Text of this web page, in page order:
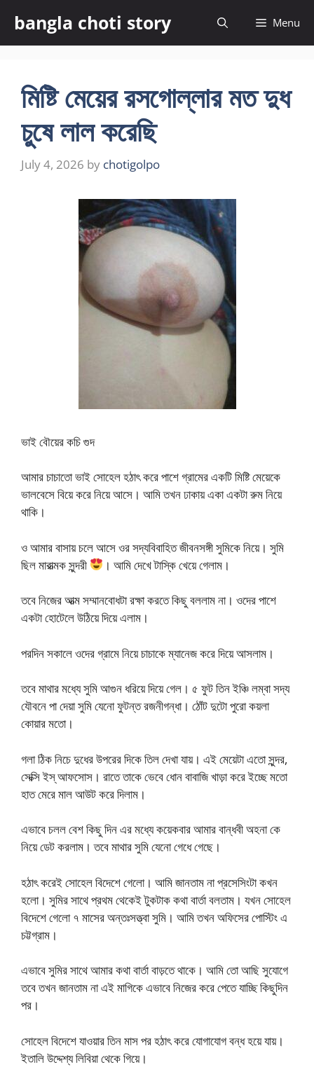
content
bangla choti story Menu
মিষ্টি মেয়ের রসগোল্লার মত দুধ
চুষে লাল করেছি
July 4, 2026 by chotigolpo
ভাই বৌয়ের কচি গুদ
আমার চাচাতো ভাই সোহেল হঠাৎ করে পাশে গ্রামের একটি মিষ্টি মেয়েকে
ভালবেসে বিয়ে করে নিয়ে আসে। আমি তখন ঢাকায় একা একটা রুম নিয়ে
থাকি।
ও আমার বাসায় চলে আসে ওর সদ্যবিবাহিত জীবনসঙ্গী সুমিকে নিয়ে। সুমি
ছিল মারাত্মক সুন্দরী
। আমি দেখে টাস্কি খেয়ে গেলাম।
তবে নিজের আত্ম সম্মানবোধটা রক্ষা করতে কিছু বললাম না। ওদের পাশে
একটা হোটেলে উঠিয়ে দিয়ে এলাম।
পরদিন সকালে ওদের গ্রামে নিয়ে চাচাকে ম্যানেজ করে দিয়ে আসলাম।
তবে মাথার মধ্যে সুমি আগুন ধরিয়ে দিয়ে গেল। ৫ ফুট তিন ইঞ্চি লম্বা সদ্য
যৌবনে পা দেয়া সুমি যেনো ফুটন্ত রজনীগন্ধা। ঠোঁট দুটো পুরো কয়লা
কোয়ার মতো।
গলা ঠিক নিচে দুধের উপরের দিকে তিল দেখা যায়। এই মেয়েটা এতো সুন্দর,
সেক্সি ইস্ আফসোস। রাতে তাকে ভেবে ধোন বাবাজি খাড়া করে ইচ্ছে মতো
হাত মেরে মাল আউট করে দিলাম।
এভাবে চলল বেশ কিছু দিন এর মধ্যে কয়েকবার আমার বান্ধবী অহনা কে
নিয়ে ডেট করলাম। তবে মাথার সুমি যেনো গেধে গেছে।
হঠাৎ করেই সোহেল বিদেশে গেলো। আমি জানতাম না প্রসেসিংটা কখন
হলো। সুমির সাথে প্রথম থেকেই টুকটাক কথা বার্তা বলতাম। যখন সোহেল
বিদেশে গেলো ৭ মাসের অন্তঃসত্ত্বা সুমি। আমি তখন অফিসের পোস্টিং এ
চট্টগ্রাম।
এভাবে সুমির সাথে আমার কথা বার্তা বাড়তে থাকে। আমি তো আছি সুযোগে
তবে তখন জানতাম না এই মাগিকে এভাবে নিজের করে পেতে যাচ্ছি কিছুদিন
পর।
সোহেল বিদেশে যাওয়ার তিন মাস পর হঠাৎ করে যোগাযোগ বন্ধ হয়ে যায়।
ইতালি উদ্দেশ্য লিবিয়া থেকে গিয়ে।